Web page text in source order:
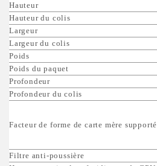
Hauteur
Hauteur du colis
Largeur
Largeur du colis
Poids
Poids du paquet
Profondeur
Profondeur du colis
Facteur de forme de carte mère supporté
Filtre anti-poussière